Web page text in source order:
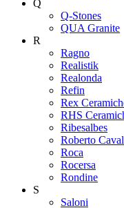
Q
Q-Stones
QUA Granite
R
Ragno
Realistik
Realonda
Refin
Rex
RHS
Ribesalbes
Roberto
Roca
Rocersa
Rondine
S
Saloni